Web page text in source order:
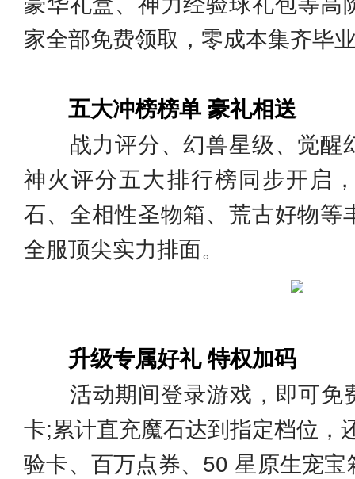
家全部免费领取，零成本集齐毕
五大冲榜榜单 豪礼相送
战力评分、幻兽星级、觉醒
神火评分五大排行榜同步开启
石、全相性圣物箱、荒古好物等
全服顶尖实力排面。
升级专属好礼 特权加码
活动期间登录游戏，即可免
卡;累计直充魔石达到指定档位，
验卡、百万点券、50 星原生宠